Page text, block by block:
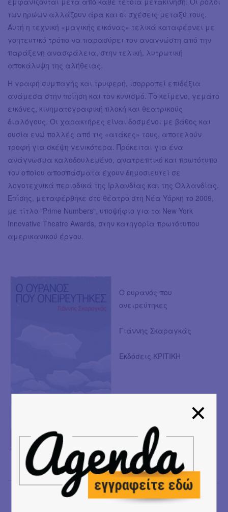
των ηρώων αλλάζουν άρα και οι σχέσεις μεταξύ τους.
Αυτή η τεχνική «μαγικής εικόνας» τελικά καταφέρνει με
γοητευτικό τρόπο να παρασύρει τον αναγνώστη από την
παράξενη ανασφάλεια, στην τελική, λυτρωτική
αποκάλυψη της αλήθειας.
Η γραφή συμπαγής και τρυφερή, ισορροπεί επιδέξια
ανάμεσα στην ποίηση και τον κυνισμό. Το κείμενο, γεμάτο
εικόνες, κινηματογραφική πλοκή και θεατρικούς
διαλόγους. Οι χαρακτήρες είναι δοσμένοι με βάθος και
ουσία ενώ πολλές από τις «ατάκες» τους, αποτελούν
τροφή για σκέψη γενικότερα. Πρόκειται για ένα
ανάγνωσμα καλοδουλεμένο, ανατρεπτικό και πρωτότυπο
του οποίου αποσπάσματα έχουν δημοσιευτεί σε
λογοτεχνικά περιοδικά της Ιρλανδίας και της Ολλανδίας.
Επίσης, μεταφέρθηκε στο θέατρο στη Νέα Υόρκη το 2009,
με τίτλο "Prime Numbers", υποψήφιο για τα New York
Innovative Theatre Awards, στην κατηγορία πρωτότυπου
αμερικανικού έργου.
O ουρανός που
ονειρεύτηκες
Γιάννης Σκαραγκάς
Εκδόσεις ΚΡΙΤΙΚΗ
Μαρία Σπανουδάκη